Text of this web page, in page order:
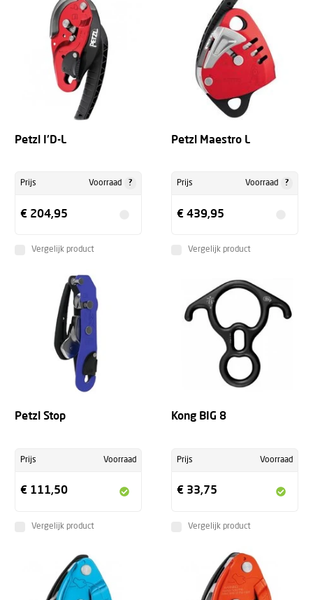
Petzl I'D-L
Prijs Voorraad ?
€ 204,95
Vergelijk product
Petzl Maestro L
Prijs Voorraad ?
€ 439,95
Vergelijk product
Petzl Stop
Prijs Voorraad
€ 111,50
Vergelijk product
Kong BIG 8
Prijs Voorraad
€ 33,75
Vergelijk product